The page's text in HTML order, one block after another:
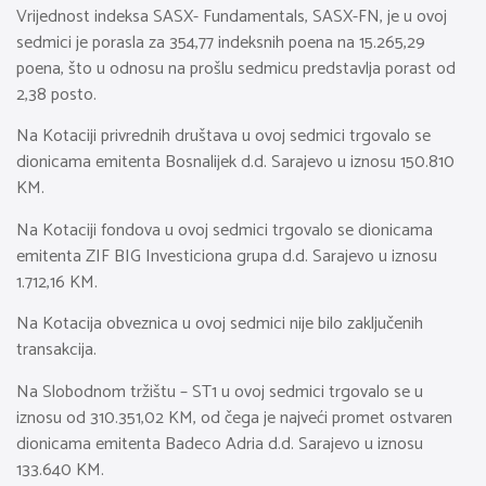
Vrijednost indeksa SASX- Fundamentals, SASX-FN, je u ovoj
sedmici je porasla za 354,77 indeksnih poena na 15.265,29
poena, što u odnosu na prošlu sedmicu predstavlja porast od
2,38 posto.
Na Kotaciji privrednih društava u ovoj sedmici trgovalo se
dionicama emitenta Bosnalijek d.d. Sarajevo u iznosu 150.810
KM.
Na Kotaciji fondova u ovoj sedmici trgovalo se dionicama
emitenta ZIF BIG Investiciona grupa d.d. Sarajevo u iznosu
1.712,16 KM.
Na Kotacija obveznica u ovoj sedmici nije bilo zaključenih
transakcija.
Na Slobodnom tržištu – ST1 u ovoj sedmici trgovalo se u
iznosu od 310.351,02 KM, od čega je najveći promet ostvaren
dionicama emitenta Badeco Adria d.d. Sarajevo u iznosu
133.640 KM.